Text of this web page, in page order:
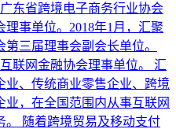
东省跨境电子商务行业协会
事单位。2018年1月，汇聚
三届理事会副会长单位。
联网金融协会理事单位。 汇
、传统商业零售企业、跨境
，在全国范围内从事互联网
。 随着跨境贸易及移动支付